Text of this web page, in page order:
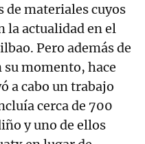
de materiales cuyos
la actualidad en el
Pero además de
su momento, hace
a cabo un trabajo
cerca de 700
y uno de ellos